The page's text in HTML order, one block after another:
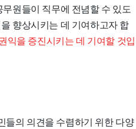
원들이 직무에 전념할 수 있도
향상시키는 데 기여하고자 합
익을 증진시키는 데 기여할 것입
들의 의견을 수렴하기 위한 다양